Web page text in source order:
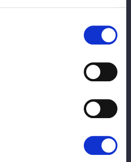
– Bと、BLUE STARS – A、
、各ブロックごとに総当たり
同点が出た場合は、該当者間